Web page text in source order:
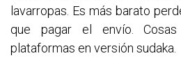
lavarropas. Es más barato
que pagar el envío.
plataformas en versión sudaka.